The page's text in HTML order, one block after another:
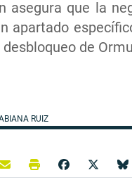
asegura que la
apartado
desbloqueo de
RUIZ